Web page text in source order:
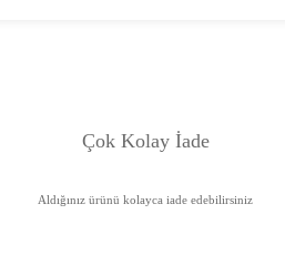
Çok Kolay İade
Aldığınız ürünü kolayca iade edebilirsiniz